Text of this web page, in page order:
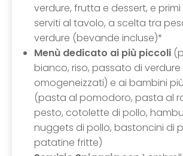
verdure, frutta e dessert, e
serviti al tavolo, a scelta tra
verdure (bevande incluse)*
Menù dedicato ai più piccoli
bianco, riso, passato di verdure
omogeneizzati) e ai bambini
(pasta al pomodoro, pasta al
pesto, cotolette di pollo,
nuggets di pollo, bastoncini di
patatine fritte)